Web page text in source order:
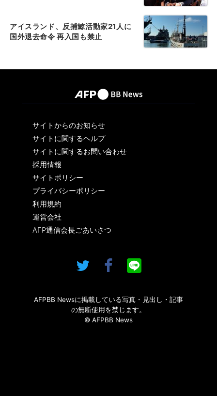
アイスランド、反捕鯨活動家21人に
国外退去命令 再入国も禁止
サイトからのお知らせ
サイトに関するヘルプ
サイトに関するお問い合わせ
採用情報
サイトポリシー
プライバシーポリシー
利用規約
運営会社
AFP通信会長ごあいさつ
AFPBB Newsに掲載している写真・見出し・記事
の無断使用を禁じます。
© AFPBB News